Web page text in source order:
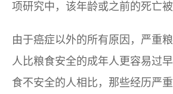
项研究中，该年龄或之前的死亡被
由于癌症以外的所有原因，严重
人比粮食安全的成年人更容易过
食不安全的人相比，那些经历严